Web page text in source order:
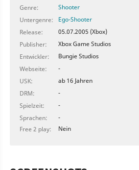
Genre:
Shooter
Untergenre:
Ego-Shooter
Release:
05.07.2005 (Xbox)
Publisher:
Xbox Game Studios
Entwickler:
Bungie Studios
Webseite:
-
USK:
ab 16 Jahren
DRM:
-
Spielzeit:
-
Sprachen:
-
Free 2 play:
Nein